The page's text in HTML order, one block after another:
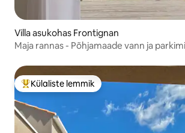
Villa asukohas Frontignan
Maja rannas - Põhjamaade vann ja
Külaliste suur lemmik
Külaliste lemmik